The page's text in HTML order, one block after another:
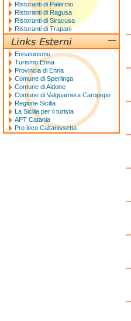
Ristoranti di Palermo
Ristoranti di Ragusa
Ristoranti di Siracusa
Ristoranti di Trapani
Ennaturismo
Turismo Enna
Provincia di Enna
Comune di Sperlinga
Comune di Aidone
Comune di Valguarnera Caropepe
Regione Sicilia
La Sicilia per il turista
APT Catania
Pro loco Caltanissetta